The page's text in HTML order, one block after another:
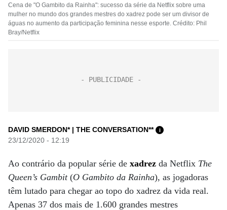
Cena de "O Gambito da Rainha": sucesso da série da Netflix sobre uma
mulher no mundo dos grandes mestres do xadrez pode ser um divisor de
águas no aumento da participação feminina nesse esporte. Crédito: Phil
Bray/Netflix
DAVID SMERDON* | THE CONVERSATION** i
23/12/2020 - 12:19
Ao contrário da popular série de xadrez da Netflix The
Queen’s Gambit(O Gambito da Rainha), as jogadoras
têm lutado para chegar ao topo do xadrez da vida real.
Apenas 37 dos mais de 1.600 grandes mestres